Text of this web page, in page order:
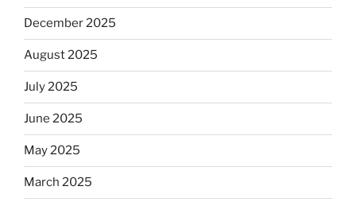
December 2025
August 2025
July 2025
June 2025
May 2025
March 2025